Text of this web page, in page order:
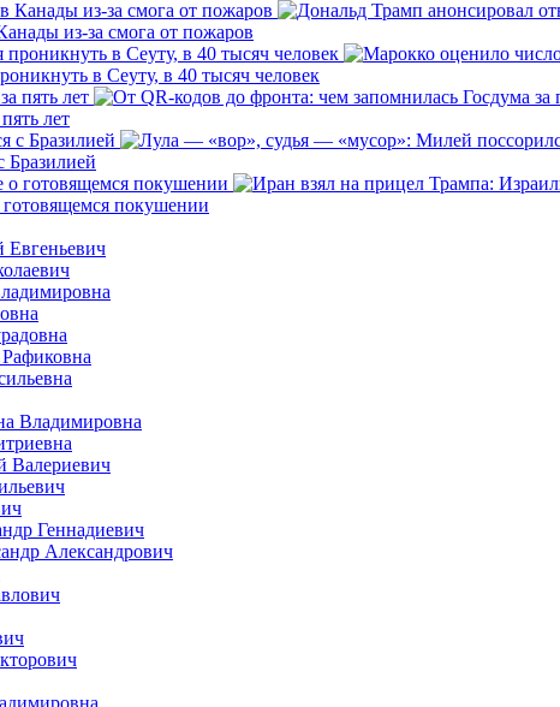
из-за смога от пожаров
в Сеуту, в 40 тысяч человек
лет
покушении
Евгеньевич
Владимировна
Валериевич
Геннадиевич
Александрович